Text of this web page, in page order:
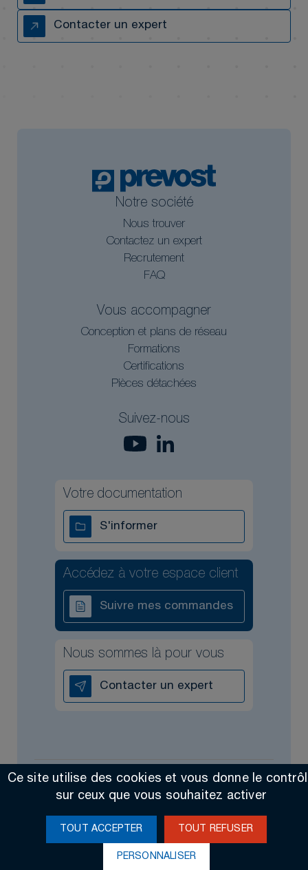
Contacter un expert
Notre société
Nous trouver
Contactez un expert
Recrutement
FAQ
Vous accompagner
Conception et plans de réseau
Formations
Certifications
Pièces détachées
Suivez-nous
Votre documentation
S'informer
Accédez à votre espace client
Suivre mes commandes
Nous sommes là pour vous
Contacter un expert
Ce site utilise des cookies et vous donne le
sur ceux que vous souhaitez activer
TOUT ACCEPTER TOUT REFUSER
PERSONNALISER